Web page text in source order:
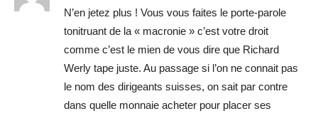
N’en jetez plus ! Vous vous faites le porte-parole
tonitruant de la « macronie » c’est votre droit
comme c’est le mien de vous dire que Richard
Werly tape juste. Au passage si l’on ne connait pas
le nom des dirigeants suisses, on sait par contre
dans quelle monnaie acheter pour placer ses